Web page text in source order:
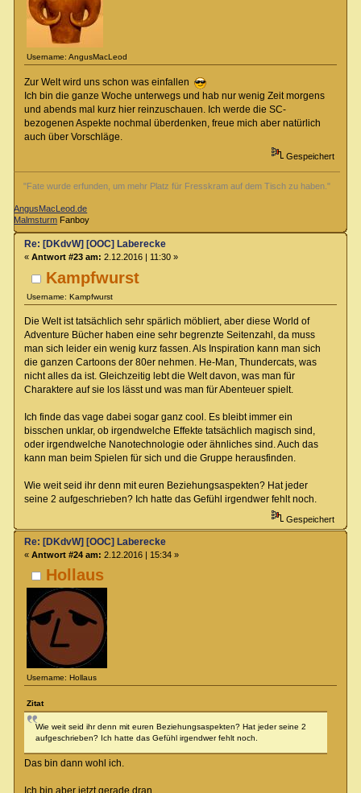
Username: AngusMacLeod
Zur Welt wird uns schon was einfallen
Ich bin die ganze Woche unterwegs und hab nur wenig Zeit morgens
und abends mal kurz hier reinzuschauen. Ich werde die SC-
bezogenen Aspekte nochmal überdenken, freue mich aber natürlich
auch über Vorschläge.
Gespeichert
"Fate wurde erfunden, um mehr Platz für Fresskram auf dem Tisch zu haben."
AngusMacLeod.de
Malmsturm Fanboy
Kampfwurst
Username: Kampfwurst
Re: [DKdvW] [OOC] Laberecke
« Antwort #23 am: 2.12.2016 | 11:30 »
Die Welt ist tatsächlich sehr spärlich möbliert, aber diese World of
Adventure Bücher haben eine sehr begrenzte Seitenzahl, da muss
man sich leider ein wenig kurz fassen. Als Inspiration kann man sich
die ganzen Cartoons der 80er nehmen. He-Man, Thundercats, was
nicht alles da ist. Gleichzeitig lebt die Welt davon, was man für
Charaktere auf sie los lässt und was man für Abenteuer spielt.
Ich finde das vage dabei sogar ganz cool. Es bleibt immer ein
bisschen unklar, ob irgendwelche Effekte tatsächlich magisch sind,
oder irgendwelche Nanotechnologie oder ähnliches sind. Auch das
kann man beim Spielen für sich und die Gruppe herausfinden.
Wie weit seid ihr denn mit euren Beziehungsaspekten? Hat jeder
seine 2 aufgeschrieben? Ich hatte das Gefühl irgendwer fehlt noch.
Gespeichert
Hollaus
Username: Hollaus
Re: [DKdvW] [OOC] Laberecke
« Antwort #24 am: 2.12.2016 | 15:34 »
Zitat
Wie weit seid ihr denn mit euren Beziehungsaspekten? Hat jeder seine 2
aufgeschrieben? Ich hatte das Gefühl irgendwer fehlt noch.
Das bin dann wohl ich.
Ich bin aber jetzt gerade dran.